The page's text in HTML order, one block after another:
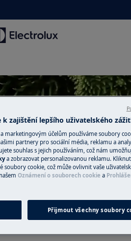
EcoDesign
podporných článcích
zajištění lepšího uživatelského
marketingovým účelům používáme soubory
partnery pro sociální média, reklamu a
souhlas s jejich používáním, což nám
a zobrazovat personalizovanou reklamu.
soubory cookie, což může ovlivnit vaše
Oznámení o souborech cookie a
Přijmout všechny soubory